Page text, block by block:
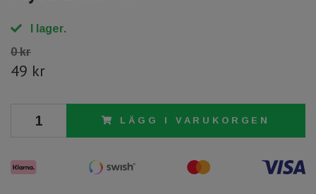
I lager.
0 kr
49 kr
LÄGG I VARUKORGEN